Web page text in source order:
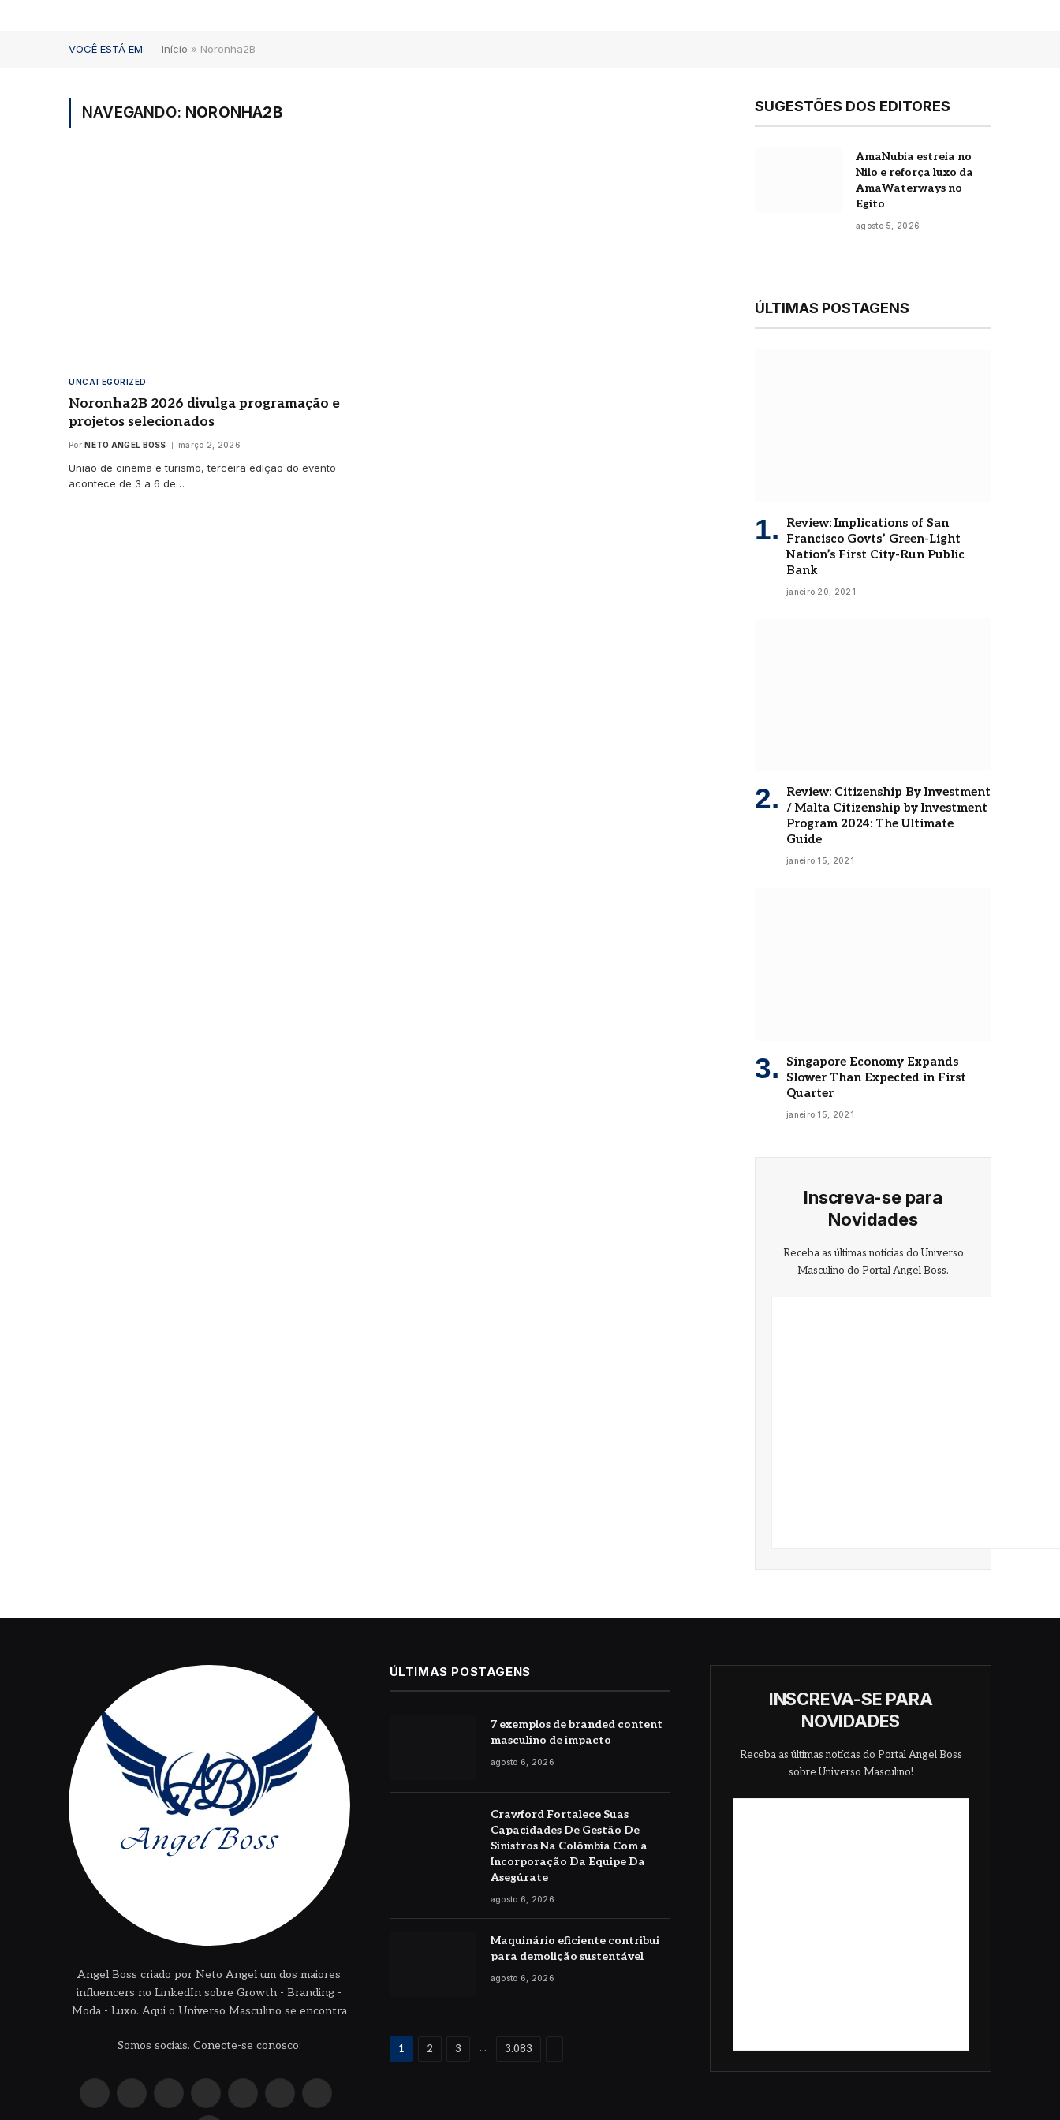
VOCÊ ESTÁ EM: Início » Noronha2B
NAVEGANDO: NORONHA2B
UNCATEGORIZED
Noronha2B 2026 divulga programação e
projetos selecionados
Por NETO ANGEL BOSS março 2, 2026
União de cinema e turismo, terceira edição do evento
acontece de 3 a 6 de…
SUGESTÕES DOS EDITORES
AmaNubia estreia no
Nilo e reforça luxo da
AmaWaterways no
Egito
agosto 5, 2026
ÚLTIMAS POSTAGENS
Review: Implications of San
Francisco Govts’ Green-Light
Nation’s First City-Run Public
Bank
janeiro 20, 2021
Review: Citizenship By Investment
/ Malta Citizenship by Investment
Program 2024: The Ultimate
Guide
janeiro 15, 2021
Singapore Economy Expands
Slower Than Expected in First
Quarter
janeiro 15, 2021
Inscreva-se para
Novidades
Receba as últimas notícias do Universo
Masculino do Portal Angel Boss.
Angel Boss criado por Neto Angel um dos maiores
influencers no LinkedIn sobre Growth - Branding -
Moda - Luxo. Aqui o Universo Masculino se encontra
Somos sociais. Conecte-se conosco:
InstagramPinterestYouTube LinkedIn WhatsAppReddit
ÚLTIMAS POSTAGENS
7 exemplos de branded content
masculino de impacto
agosto 6, 2026
Crawford Fortalece Suas
Capacidades De Gestão De
Sinistros Na Colômbia Com a
Incorporação Da Equipe Da
Asegúrate
agosto 6, 2026
Maquinário eficiente contribui
para demolição sustentável
agosto 6, 2026
1 2 3 ... 3.083
INSCREVA-SE PARA
NOVIDADES
Receba as últimas notícias do Portal Angel Boss
sobre Universo Masculino!